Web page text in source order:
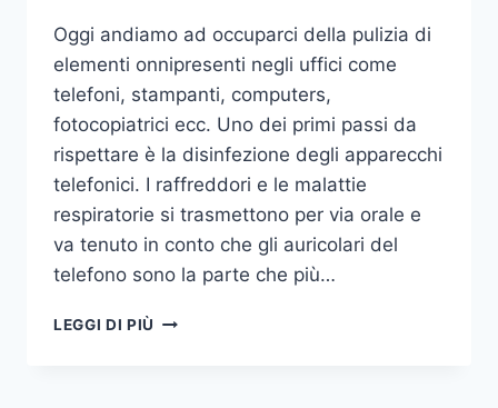
Oggi andiamo ad occuparci della pulizia di
elementi onnipresenti negli uffici come
telefoni, stampanti, computers,
fotocopiatrici ecc. Uno dei primi passi da
rispettare è la disinfezione degli apparecchi
telefonici. I raffreddori e le malattie
respiratorie si trasmettono per via orale e
va tenuto in conto che gli auricolari del
telefono sono la parte che più…
LEGGI DI PIÙ UN